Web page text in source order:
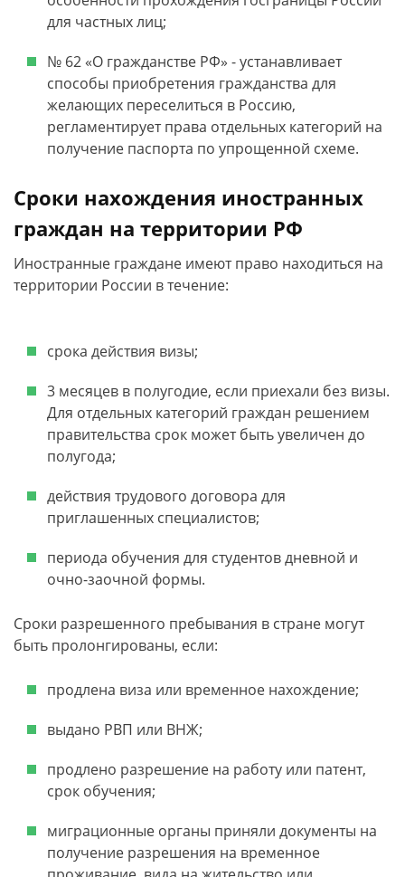
для частных лиц;
№ 62 «О гражданстве РФ» - устанавливает
способы приобретения гражданства для
желающих переселиться в Россию,
регламентирует права отдельных категорий на
получение паспорта по упрощенной схеме.
Сроки нахождения иностранных
граждан на территории РФ
Иностранные граждане имеют право находиться на
территории России в течение:
срока действия визы;
3 месяцев в полугодие, если приехали без визы.
Для отдельных категорий граждан решением
правительства срок может быть увеличен до
полугода;
действия трудового договора для
приглашенных специалистов;
периода обучения для студентов дневной и
очно-заочной формы.
Сроки разрешенного пребывания в стране могут
быть пролонгированы, если:
продлена виза или временное нахождение;
выдано РВП или ВНЖ;
продлено разрешение на работу или патент,
срок обучения;
миграционные органы приняли документы на
получение разрешения на временное